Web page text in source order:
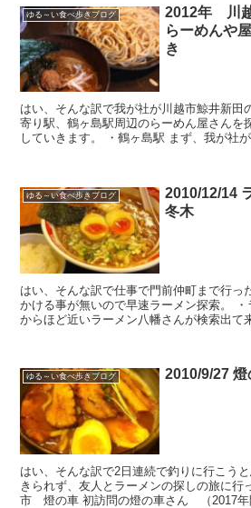
ゆる～い食べ歩きブログ
2012年 川
らーめんや
き
はい、そんな訳で我が社が川越市鯨井新田
寄り駅、鶴ヶ島駅周辺のらーめん屋さんを
していきます。 ・鶴ヶ島駅 まず、我が社が出店した鶴ヶ島店が有る
ゆる～い食べ歩きブログ
2010/12/14
冬木
はい、そんな訳で仕事で門前仲町まで行った際に めったに
かける事が無いので早速ラーメン探索。 ・ラーメン 八幡 門前仲町
からほど近いラーメン八幡さんが検索出て来た
ゆる～い食べ歩きブログ 2010/9/27
はい、そんな訳で2日連続で釣りに行こうと
きられず、友人とラーメンの探しの旅に行って